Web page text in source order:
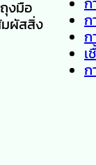
งมือ
มผัสสิ่ง
ก
ก
เ
ก